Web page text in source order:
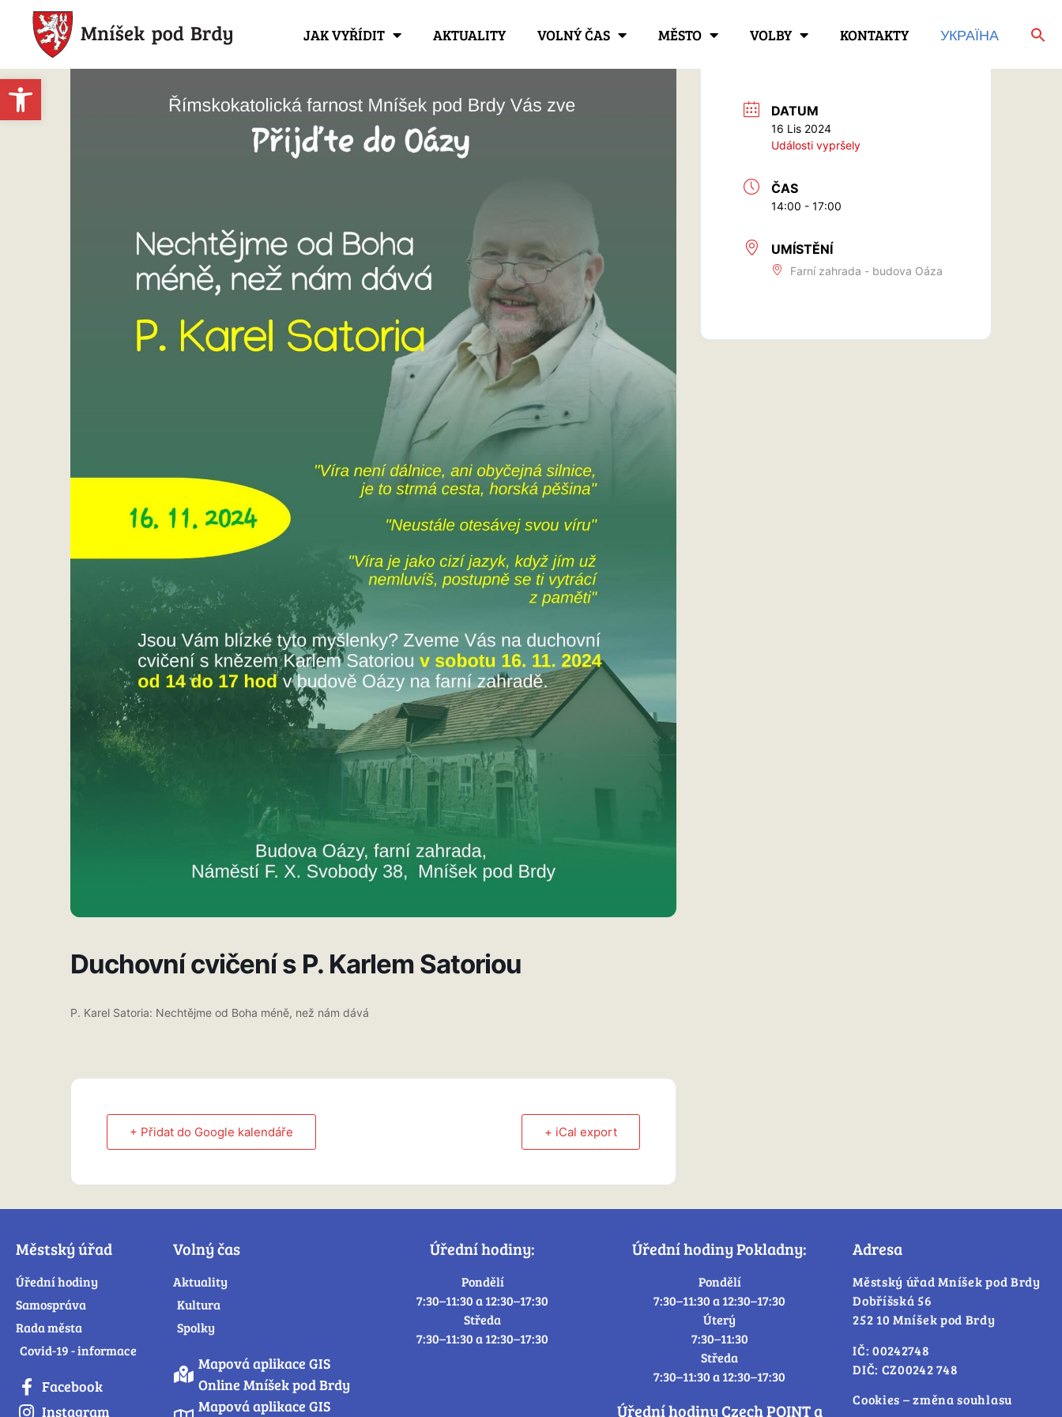
Open toolbar
JAK VYŘÍDIT AKTUALITY VOLNÝ ČAS MĚSTO VOLBY KONTAKTY УКРАЇНА
Duchovní cvičení s P. Karlem Satoriou
P. Karel Satoria: Nechtějme od Boha méně, než nám dává
+ Přidat do Google kalendáře + iCal export
DATUM
16 Lis 2024
Události vypršely
ČAS
14:00 - 17:00
UMÍSTĚNÍ
Farní zahrada - budova Oáza
Městský úřad
Úřední hodiny
Samospráva
Rada města
Covid-19 - informace
Facebook
Instagram
Volný čas
Aktuality
Kultura
Spolky
Mapová aplikace GIS
Online Mníšek pod Brdy
Mapová aplikace GIS
Úřední hodiny:
Pondělí
7:30–11:30 a 12:30–17:30
Středa
7:30–11:30 a 12:30–17:30
Úřední hodiny Pokladny:
Pondělí
7:30–11:30 a 12:30–17:30
Úterý
7:30–11:30
Středa
7:30–11:30 a 12:30–17:30
Úřední hodiny Czech POINT a
Adresa
Městský úřad Mníšek pod Brdy
Dobříšská 56
252 10 Mníšek pod Brdy
IČ: 00242748
DIČ: CZ00242 748
Cookies – změna souhlasu